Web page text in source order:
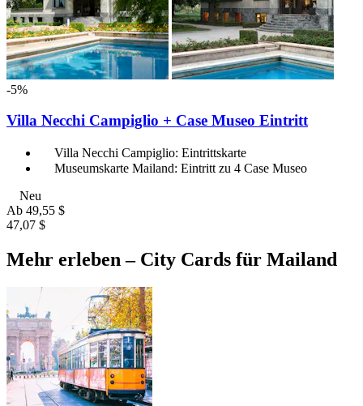
-5%
Villa Necchi Campiglio + Case Museo Eintritt
Villa Necchi Campiglio: Eintrittskarte
Museumskarte Mailand: Eintritt zu 4 Case Museo
Neu
Ab 49,55 $
47,07 $
Mehr erleben – City Cards für Mailand